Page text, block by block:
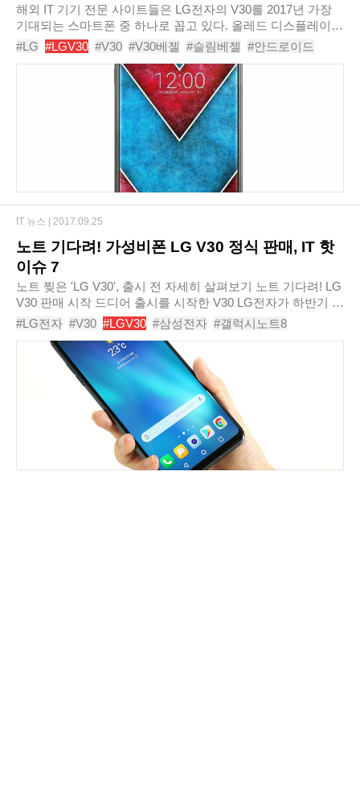
해외 IT 기기 전문 사이트들은 LG전자의 V30를 2017년 가장
기대되는 스마트폰 중 하나로 꼽고 있다. 올레드 디스플레이
분야에서 세계 최고의 기술을 보유하고 있는 LG전자는 그동안
단점으로 지적되어 왔던 스마트폰의 번인 ..
#LG #LGV30 #V30 #V30베젤 #슬림베젤 #안드로이드
#갤럭시S8 #번인현상 #올레드디스플레이 #듀얼카메라
노트 기다려! 가성비폰 LG V30 정식 판매, IT 핫
이슈 7
노트 찢은 'LG V30', 출시 전 자세히 살펴보기 노트 기다려! LG
V30 판매 시작 드디어 출시를 시작한 V30 LG전자가 하반기 전
략 프리미엄 스마트폰 V30를 21일 공식 출시했다. 앞서 삼성전
자의 갤럭시노트8이 14일 사전 개..
#LG전자 #V30 #LGV30 #삼성전자 #갤럭시노트8
#삼성갤럭시노트8 #애플 #아이폰X #애플아이폰X
#아이폰8
IT 뉴스 | 2017.09.25